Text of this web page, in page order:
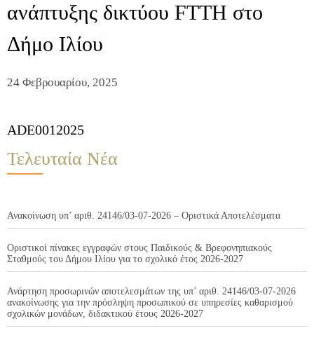
ανάπτυξης δικτύου FTTH στο
Δήμο Ιλίου
24 Φεβρουαρίου, 2025
ADE0012025
Τελευταία Νέα
Ανακοίνωση υπ’ αριθ. 24146/03-07-2026 – Οριστικά Αποτελέσματα
Οριστικοί πίνακες εγγραφών στους Παιδικούς & Βρεφονηπιακούς
Σταθμούς του Δήμου Ιλίου για το σχολικό έτος 2026-2027
Ανάρτηση προσωρινών αποτελεσμάτων της υπ’ αριθ. 24146/03-07-2026
ανακοίνωσης για την πρόσληψη προσωπικού σε υπηρεσίες καθαρισμού
σχολικών μονάδων, διδακτικού έτους 2026-2027